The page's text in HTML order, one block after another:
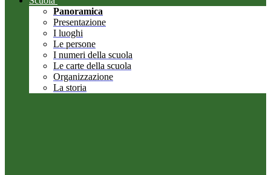
Panoramica
Presentazione
I luoghi
Le persone
I numeri della scuola
Le carte della scuola
Organizzazione
La storia